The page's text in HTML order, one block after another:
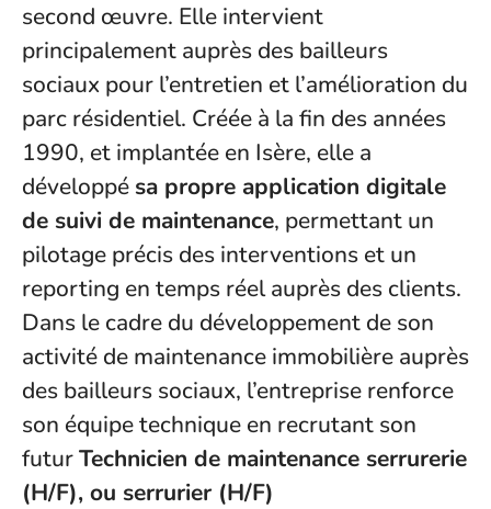
second œuvre. Elle intervient
principalement auprès des bailleurs
sociaux pour l’entretien et l’amélioration du
parc résidentiel. Créée à la fin des années
1990, et implantée en Isère, elle a
développé sa propre application digitale
de suivi de maintenance, permettant un
pilotage précis des interventions et un
reporting en temps réel auprès des clients.
Dans le cadre du développement de son
activité de maintenance immobilière auprès
des bailleurs sociaux, l’entreprise renforce
son équipe technique en recrutant son
futurTechnicien de maintenance serrurerie
(H/F), ou serrurier (H/F)